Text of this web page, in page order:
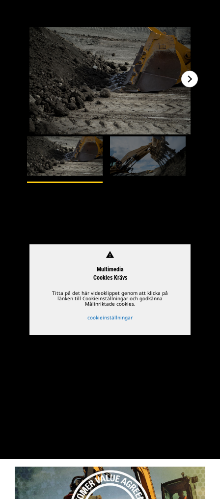
warning
Multimedia
Cookies Krävs
Titta på det här videoklippet genom att klicka på
länken till Cookieinställningar och godkänna
Målinriktade cookies.
cookieinställningar